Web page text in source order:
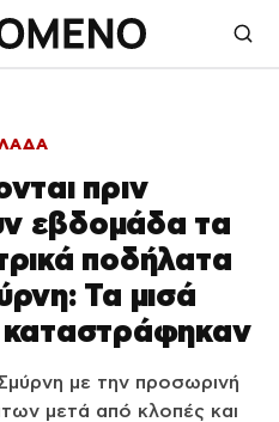
πριν
εβδομάδα τα
ποδήλατα
Τα μισά
καταστράφηκαν
με την προσωρινή
μετά από κλοπές και